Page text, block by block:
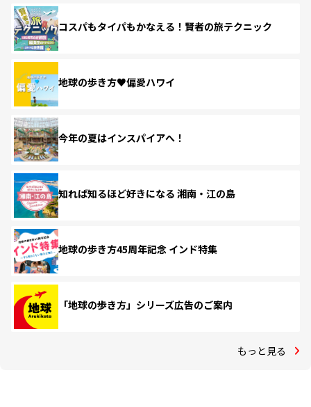
コスパもタイパもかなえる！賢者の旅テクニック
地球の歩き方♥偏愛ハワイ
今年の夏はインスパイアへ！
知れば知るほど好きになる 湘南・江の島
地球の歩き方45周年記念 インド特集
「地球の歩き方」シリーズ広告のご案内
もっと見る